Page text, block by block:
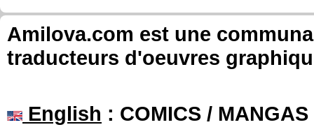
Amilova.com est une
traducteurs d'oeuvres
English : COMICS /